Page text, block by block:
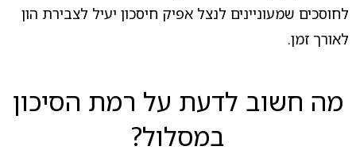
לחוסכים שמעוניינים לנצל אפיק חיסכון יעיל לצבירת הון
לאורך זמן.
מה חשוב לדעת על רמת הסיכון
במסלול?